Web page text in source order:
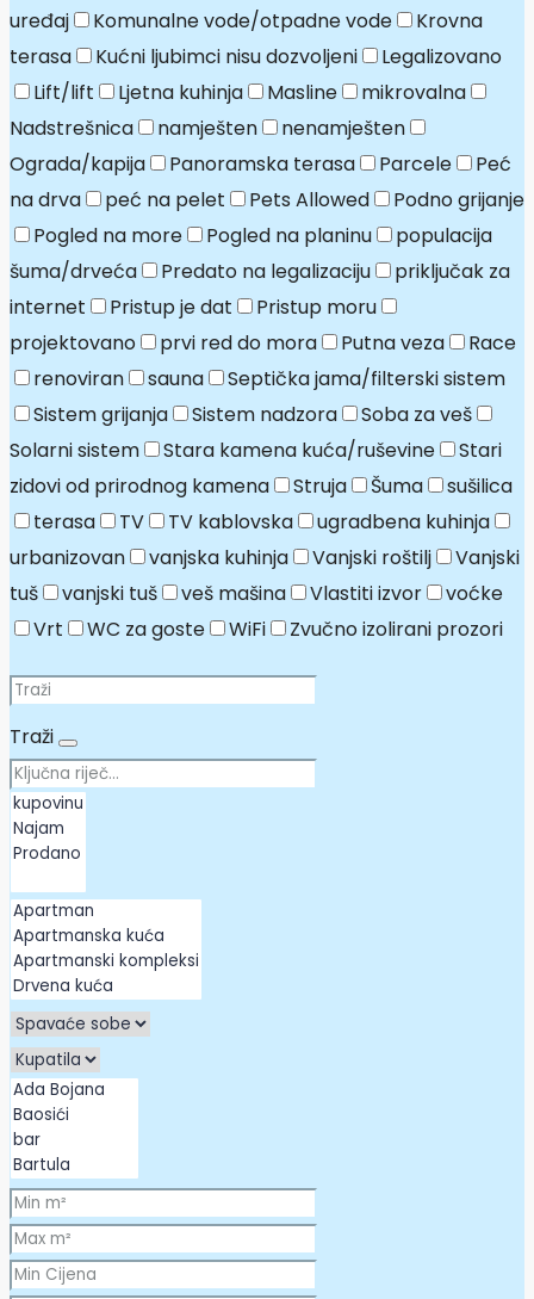
uređaj
Komunalne vode/otpadne vode
Krovna
terasa
Kućni ljubimci nisu dozvoljeni
Legalizovano
Lift/lift
Ljetna kuhinja Masline
mikrovalna
Nadstrešnica
namješten
nenamješten
Ograda/kapija
Panoramska terasa Parcele
Peć
na drva
peć na pelet Pets Allowed
Podno grijanje
Pogled na more
Pogled na planinu
populacija
šuma/drveća
Predato na legalizaciju
priključak za
internet
Pristup je dat
Pristup moru
projektovano
prvi red do mora Putna veza
Race
renoviran
sauna
Septička jama/filterski sistem
Sistem grijanja
Sistem nadzora
Soba za veš
Solarni sistem
Stara kamena kuća/ruševine
Stari
zidovi od prirodnog kamena
Struja Šuma
sušilica
terasa
TV TV kablovska
ugradbena kuhinja
urbanizovan
vanjska kuhinja Vanjski roštilj
Vanjski
tuš
vanjski tuš veš mašina Vlastiti izvor
voćke
Vrt
WC za goste WiFi Zvučno izolirani prozori
Traži